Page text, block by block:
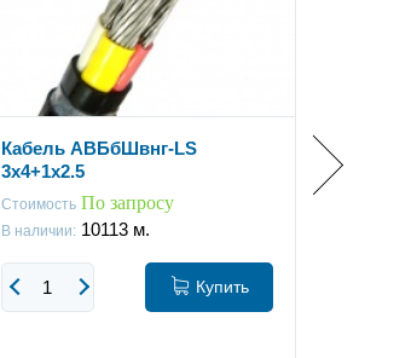
Кабель АВБбШвнг-LS
3x4+1x2.5
СтоимостьПо запросу
В наличии:10113 м.
Купить